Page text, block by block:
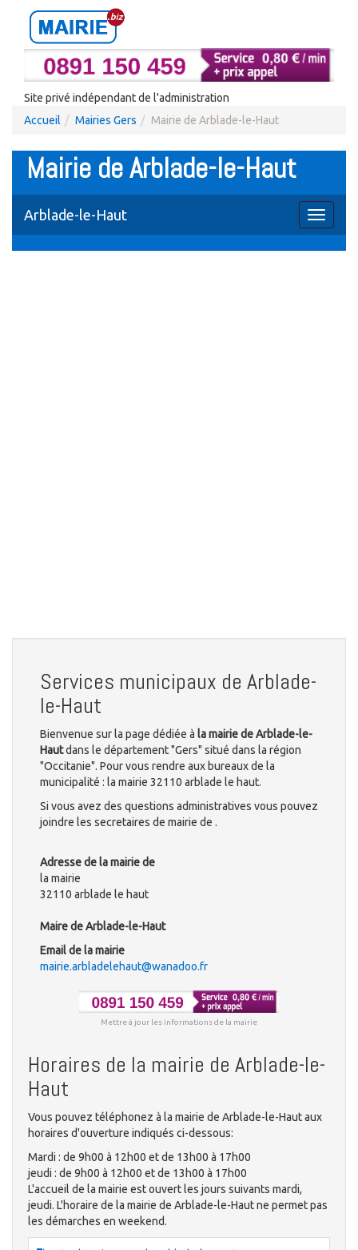
Site privé indépendant de l'administration
Accueil
Mairies Gers Mairie de Arblade-le-Haut
Mairie de Arblade-le-Haut
Toggle
Arblade-le-Haut
Services municipaux de Arblade-
le-Haut
Bienvenue sur la page dédiée à la mairie de Arblade-le-
Hautdans le département "Gers" situé dans la région
"Occitanie". Pour vous rendre aux bureaux de la
municipalité : la mairie 32110 arblade le haut.
Si vous avez des questions administratives vous pouvez
joindre les secretaires de mairie de .
Adresse de la mairie de
la mairie
32110 arblade le haut
Maire de Arblade-le-Haut
Email de la mairie
mairie.arbladelehaut@wanadoo.fr
Mettre à jour les informations de la mairie
Horaires de la mairie de Arblade-le-
Haut
Vous pouvez téléphonez à la mairie de Arblade-le-Haut aux
horaires d'ouverture indiqués ci-dessous:
Mardi : de 9h00 à 12h00 et de 13h00 à 17h00
jeudi : de 9h00 à 12h00 et de 13h00 à 17h00
L'accueil de la mairie est ouvert les jours suivants mardi,
jeudi. L'horaire de la mairie de Arblade-le-Haut ne permet pas
les démarches en weekend.